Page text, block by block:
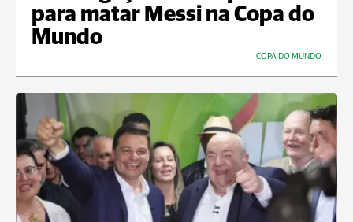
para matar Messi na Copa do
Mundo
COPA DO MUNDO